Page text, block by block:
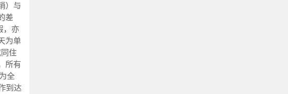
）与
差
，亦
为单
住
所有
全
到达